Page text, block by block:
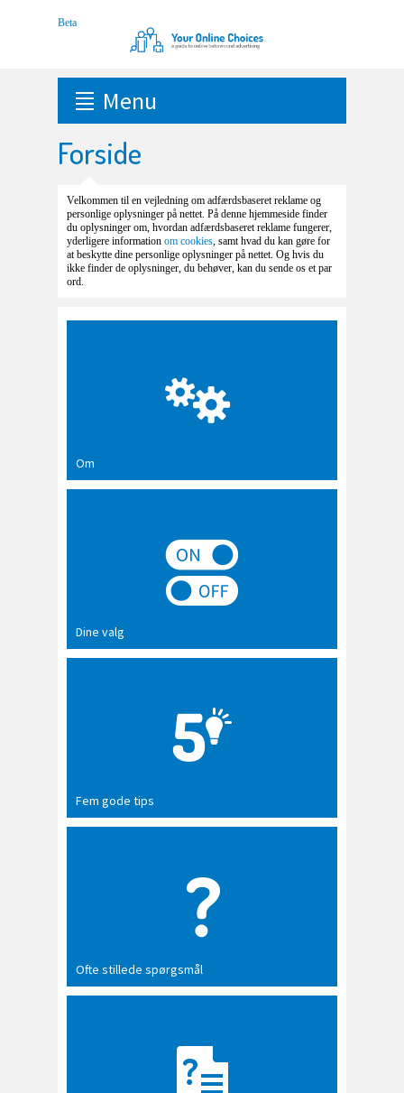
Menu
Forside
Velkommen til en vejledning om adfærdsbaseret reklame og
personlige oplysninger på nettet. På denne hjemmeside finder
du oplysninger om, hvordan adfærdsbaseret reklame fungerer,
yderligere information om cookies, samt hvad du kan gøre for
at beskytte dine personlige oplysninger på nettet. Og hvis du
ikke finder de oplysninger, du behøver, kan du sende os et par
ord.
Om
Dine valg
Fem gode tips
Ofte stillede spørgsmål